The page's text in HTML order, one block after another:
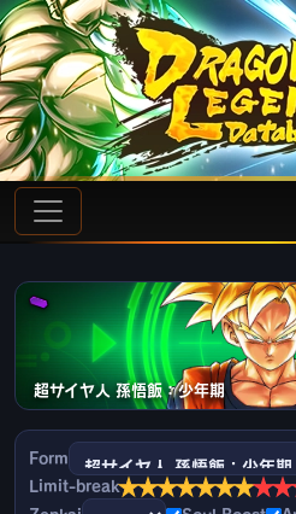
超サイヤ人 孫悟飯：少年期
Form
Limit-break★★★★★★★★★